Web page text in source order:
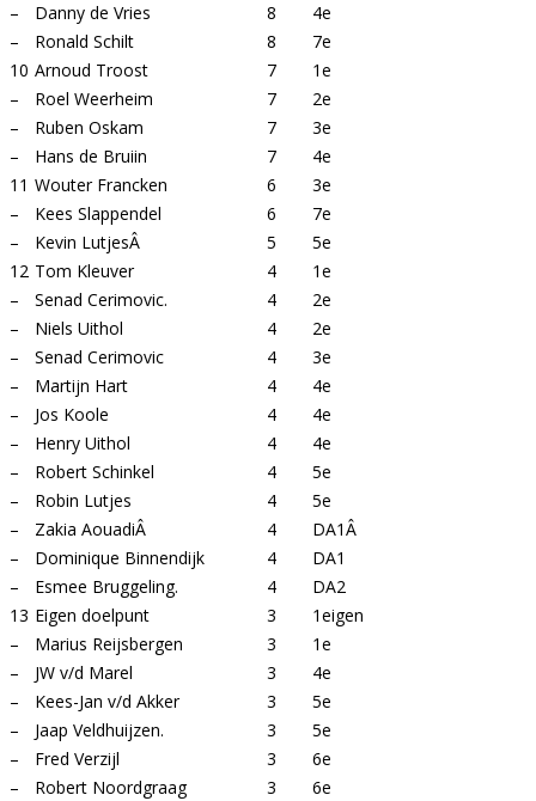
–
Danny de Vries 8
4e
–
Ronald Schilt 8
7e
10 Arnoud Troost 7
1e
–
Roel Weerheim 7
2e
–
Ruben Oskam 7
3e
–
Hans de Bruiin 7
4e
11 Wouter Francken 6
3e
–
Kees Slappendel 6
7e
–
Kevin LutjesÂ 5
5e
12 Tom Kleuver 4
1e
–
Senad Cerimovic. 4
2e
–
Niels Uithol 4
2e
–
Senad Cerimovic 4
3e
–
Martijn Hart 4
4e
–
Jos Koole 4
4e
–
Henry Uithol 4
4e
–
Robert Schinkel 4
5e
–
Robin Lutjes 4
5e
–
Zakia AouadiÂ 4
DA1Â
–
Dominique Binnendijk 4
DA1
–
Esmee Bruggeling. 4
DA2
13 Eigen doelpunt 3
1eigen
–
Marius Reijsbergen 3
1e
–
JW v/d Marel 3
4e
–
Kees-Jan v/d Akker 3
5e
–
Jaap Veldhuijzen. 3
5e
–
Fred Verzijl 3
6e
–
Robert Noordgraag 3
6e